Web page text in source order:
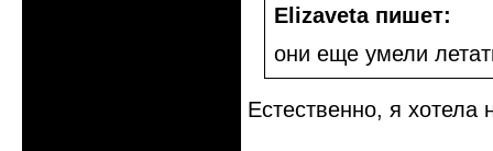
Elizaveta пишет:
они еще умели
Естественно, я хотела